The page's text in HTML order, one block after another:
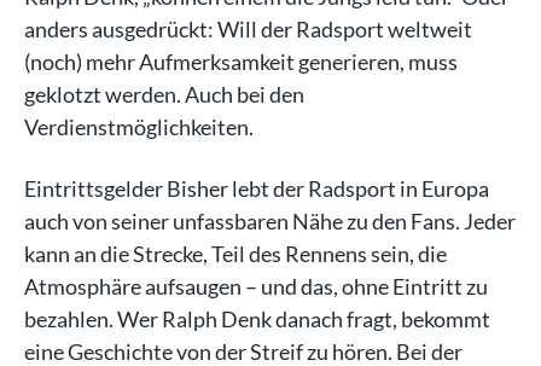
anders ausgedrückt: Will der Radsport weltweit
(noch) mehr Aufmerksamkeit generieren, muss
geklotzt werden. Auch bei den
Verdienstmöglichkeiten.
Eintrittsgelder Bisher lebt der Radsport in Europa
auch von seiner unfassbaren Nähe zu den Fans. Jeder
kann an die Strecke, Teil des Rennens sein, die
Atmosphäre aufsaugen – und das, ohne Eintritt zu
bezahlen. Wer Ralph Denk danach fragt, bekommt
eine Geschichte von der Streif zu hören. Bei der